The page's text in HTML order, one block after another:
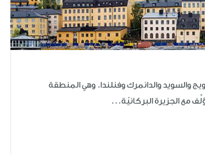
والسويد والدانمرك وفنلندا. وهي المنطقة
مع الجزيرة البركانيّة...